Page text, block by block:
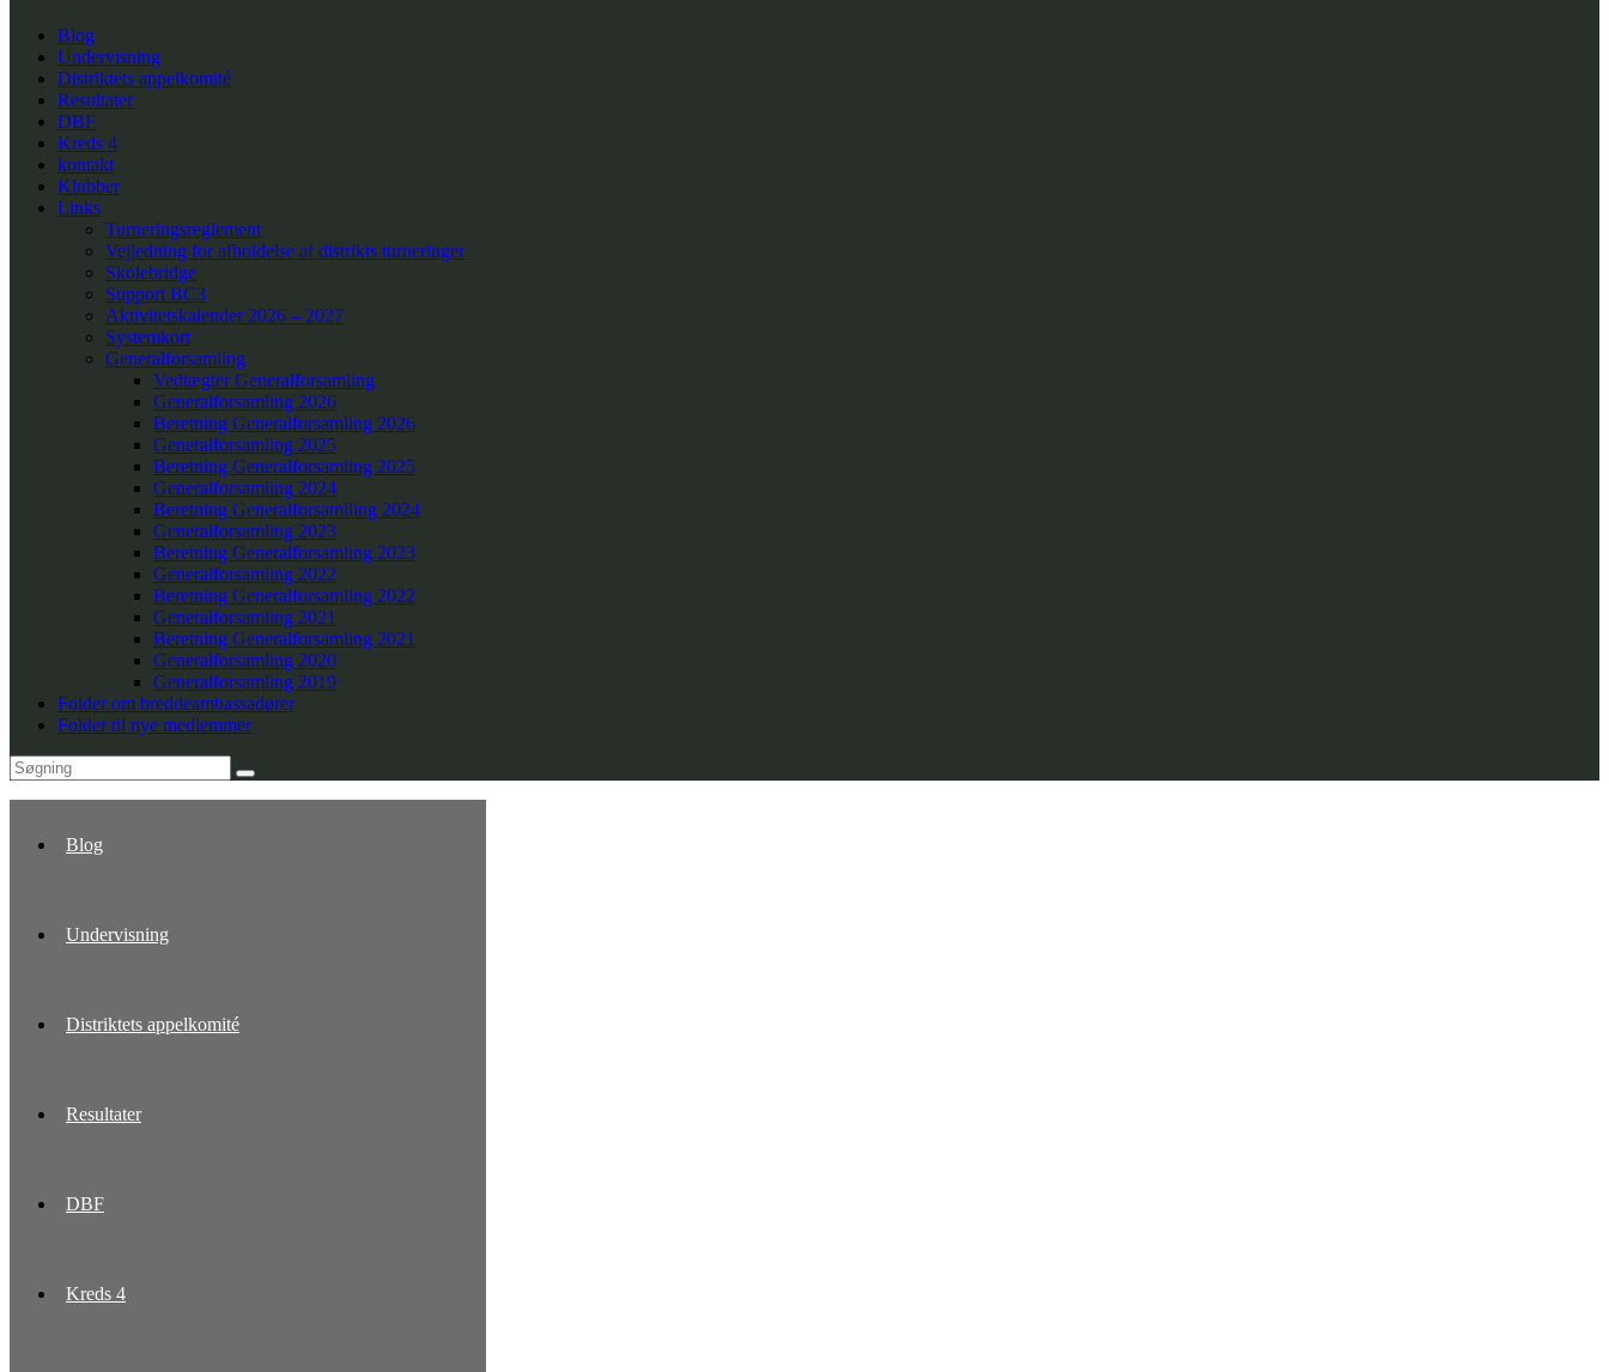
Blog
Undervisning
Distriktets appelkomité
Resultater
DBF
Kreds 4
kontakt
Klubber
Links
Turneringsreglement
Vejledning for afholdelse af distrikts turneringer
Skolebridge
Support BC3
Aktivitetskalender 2026 – 2027
Systemkort
Generalforsamling
Vedtægter Generalforsamling
Generalforsamling 2026
Beretning Generalforsamling 2026
Generalforsamling 2025
Beretning Generalforsamling 2025
Generalforsamling 2024
Beretning Generalforsamlling 2024
Generalforsamling 2023
Beretning Generalforsamling 2023
Generalforsamling 2022
Beretning Generalforsamling 2022
Generalforsamling 2021
Beretning Generalforsamling 2021
Generalforsamling 2020
Generalforsamling 2019
Folder om breddeambassadører
Folder til nye medlemmer
Blog
Undervisning
Distriktets appelkomité
Resultater
DBF
Kreds 4